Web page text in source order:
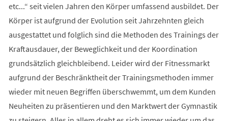
etc...“ seit vielen Jahren den Körper umfassend ausbildet. Der
Körper ist aufgrund der Evolution seit Jahrzehnten gleich
ausgestattet und folglich sind die Methoden des Trainings der
Kraftausdauer, der Beweglichkeit und der Koordination
grundsätzlich gleichbleibend. Leider wird der Fitnessmarkt
aufgrund der Beschränktheit der Trainingsmethoden immer
wieder mit neuen Begriffen überschwemmt, um dem Kunden
Neuheiten zu präsentieren und den Marktwert der Gymnastik